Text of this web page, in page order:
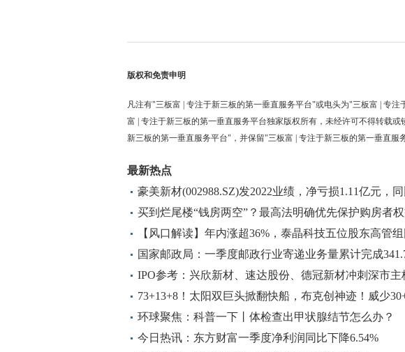
版权和免责申明
凡注有"三板富 | 专注于新三板的第一垂直服务平台"或电头为"三板富 | 专
富 | 专注于新三板的第一垂直服务平台独家版权所有，未经许可不得转载
新三板的第一垂直服务平台"，并保留"三板富 | 专注于新三板的第一垂直服
最新热点
豪美新材(002988.SZ)发2022业绩，净亏损1.11亿元，
亏 环球动态
买到烂尾楼“钱房两空”？最高法明确优先保护购房者
【风口解读】年内涨超36%，泰晶科技五位股东高管
超1.2%
国家邮政局：一季度邮政行业寄递业务量累计完成
比增长8.5% 环球快资讯
IPO参考：兴欣新材、速达股份、德冠新材冲刺深市主
73+13+8！太阳双巨头掀翻快船，布克创神迹！威少
热血 焦点资讯
环球聚焦：科普一下丨体检查出甲状腺结节怎么办？
今日热讯：东方财富一季度净利润同比下降6.54%